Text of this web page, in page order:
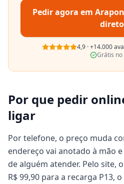
Pedir agora em
direto
4,9 ·+14.000
Grátis no
Por que pedir
ligar
Por telefone, o preço muda
endereço vai anotado à mão
de alguém atender. Pelo site,
R$ 99,90 para a recarga P13,